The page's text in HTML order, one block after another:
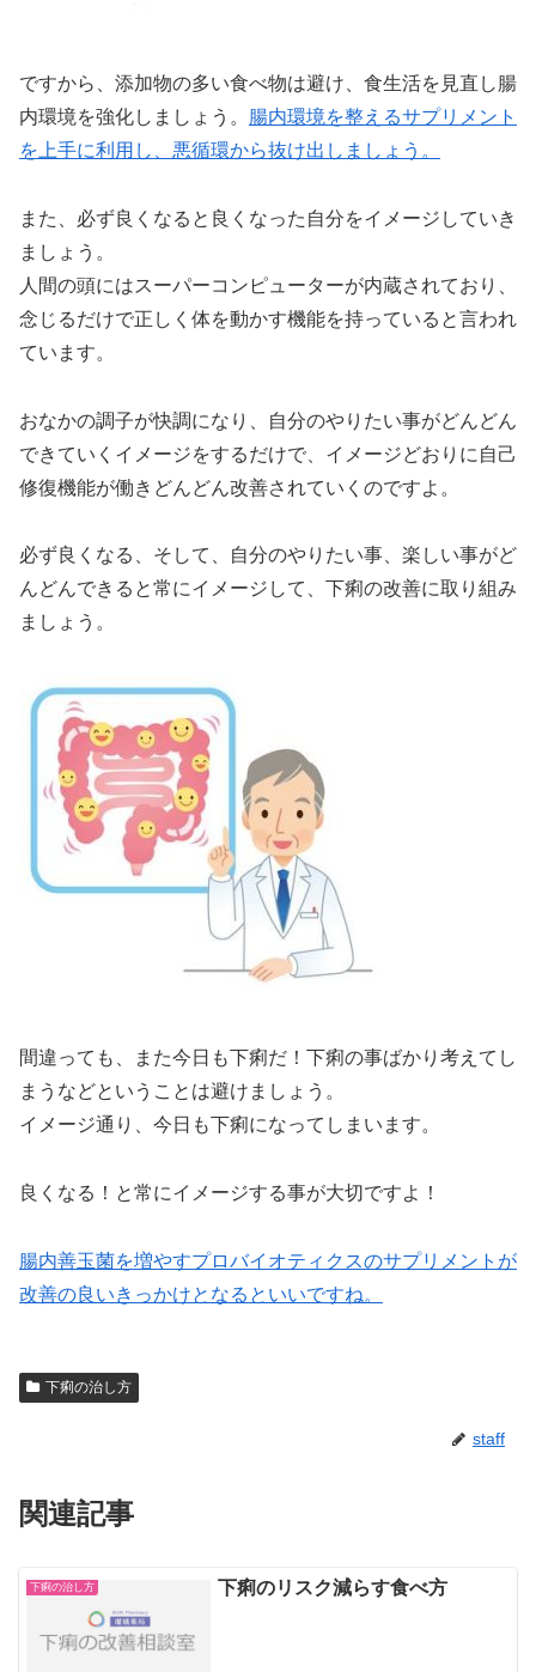
ですから、添加物の多い食べ物は避け、食生活を見直し腸
内環境を強化しましょう。 腸内環境を整えるサプリメント
を上手に利用し、悪循環から抜け出しましょう。
また、必ず良くなると良くなった自分をイメージしていき
ましょう。
人間の頭にはスーパーコンピューターが内蔵されており、
念じるだけで正しく体を動かす機能を持っていると言われ
ています。
おなかの調子が快調になり、自分のやりたい事がどんどん
できていくイメージをするだけで、イメージどおりに自己
修復機能が働きどんどん改善されていくのですよ。
必ず良くなる、そして、自分のやりたい事、楽しい事がど
んどんできると常にイメージして、下痢の改善に取り組み
ましょう。
間違っても、また今日も下痢だ！下痢の事ばかり考えてし
まうなどということは避けましょう。
イメージ通り、今日も下痢になってしまいます。
良くなる！と常にイメージする事が大切ですよ！
腸内善玉菌を増やすプロバイオティクスのサプリメントが
改善の良いきっかけとなるといいですね。
下痢の治し方
staff
関連記事
下痢の治し方 下痢のリスク減らす食べ方